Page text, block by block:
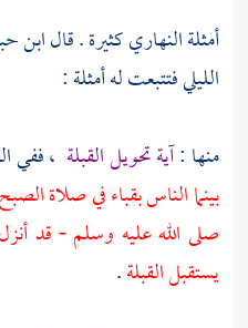
أمثلة النهاري كثيرة . قالابن
الليلي فتتبعت له أمثلة :
منها :آية تحويل القبلة ، ففي
بينما الناسبقباءفي صلاة
صلى الله عليه وسلم - قد
يستقبل القبلة.